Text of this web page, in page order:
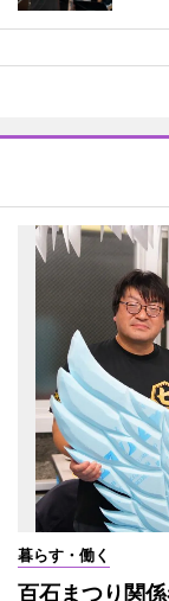
暮らす・働く
百石まつり関